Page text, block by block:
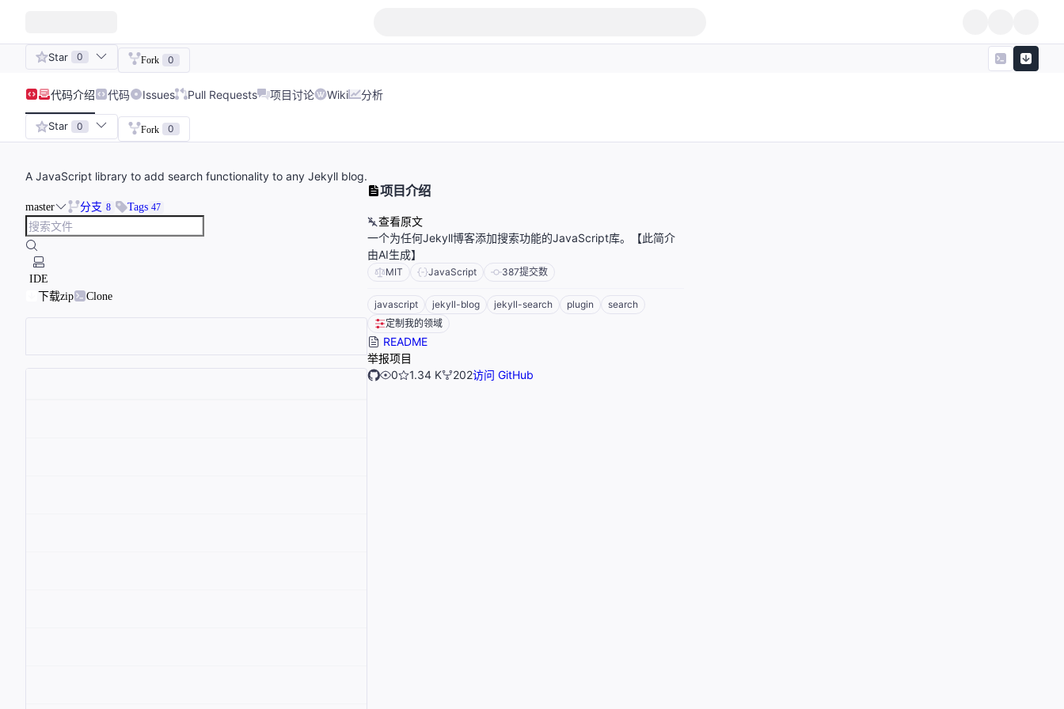
Star 0 Fork 0
代码介绍 代码 Issues Pull Requests 项目讨论 Wiki 分析
Star 0 Fork 0
A JavaScript library to add search functionality to any Jekyll blog.
master 分支 8 Tags 47
IDE
下载zip
Clone
项目介绍
查看原文
一个为任何Jekyll博客添加搜索功能的JavaScript库。【此简介
由AI生成】
MIT JavaScript 387提交数
javascript jekyll-blog jekyll-search plugin
search
定制我的领域
README
举报项目
0
1.34 K 202访问 GitHub